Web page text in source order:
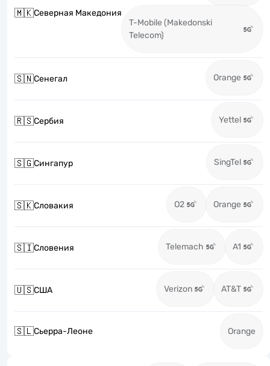
🇲🇰Северная Македония
T-Mobile (Makedonski
Telecom)
🇸🇳Сенегал Orange
🇷🇸Сербия Yettel
🇸🇬Сингапур SingTel
🇸🇰Словакия O2 Orange
🇸🇮Словения Telemach A1
🇺🇸США Verizon AT&T
🇸🇱Сьерра-Леоне Orange